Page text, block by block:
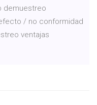
demuestreo
/ no conformidad
ventajas